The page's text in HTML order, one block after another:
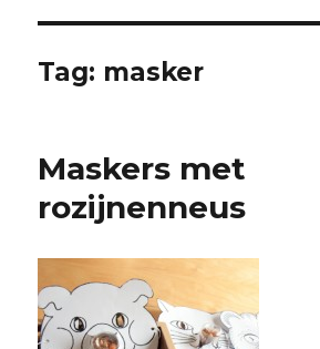
Tag: masker
Maskers met
rozijnenneus